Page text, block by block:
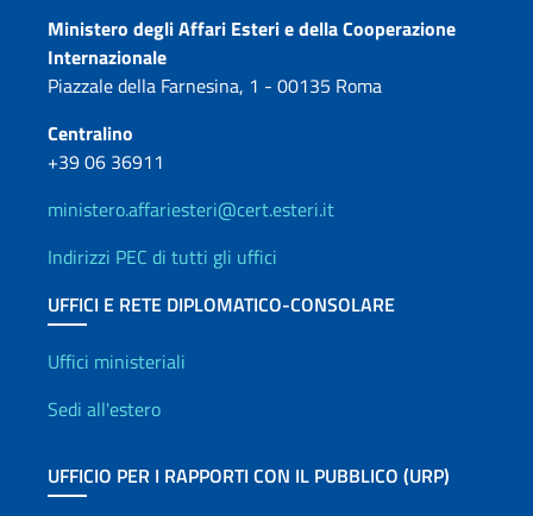
Contatti
Ministero degli Affari Esteri e della Cooperazione
Internazionale
Piazzale della Farnesina, 1 - 00135 Roma
Centralino
+39 06 36911
ministero.affariesteri@cert.esteri.it
Indirizzi PEC di tutti gli uffici
UFFICI E RETE DIPLOMATICO-CONSOLARE
Uffici e Rete diplomatica
Uffici ministeriali
Sedi all'estero
UFFICIO PER I RAPPORTI CON IL PUBBLICO (URP)